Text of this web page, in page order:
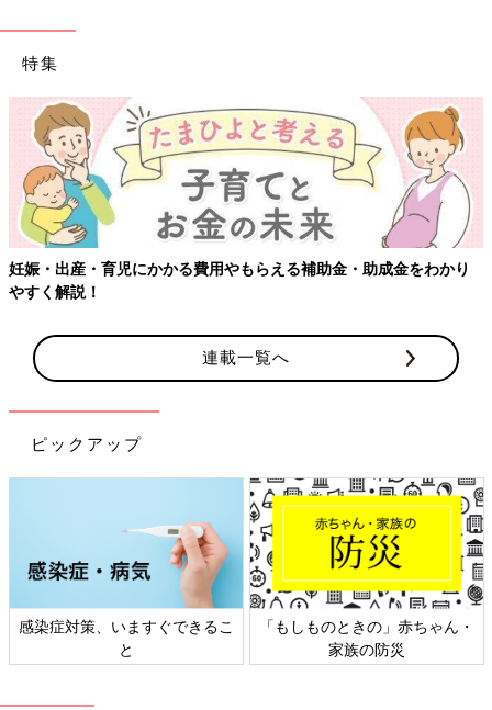
特集
妊娠・出産・育児にかかる費用やもらえる補助金・助成金をわかり
やすく解説！
連載一覧へ
ピックアップ
感染症対策、いますぐできるこ
と
「もしものときの」赤ちゃん・
家族の防災